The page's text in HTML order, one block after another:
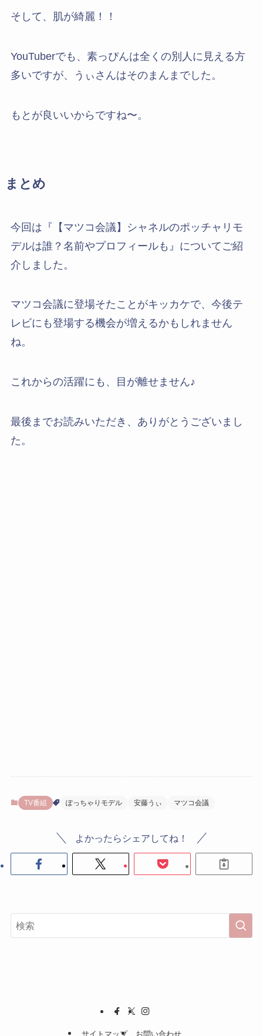
そして、肌が綺麗！！
YouTuberでも、素っぴんは全くの別人に見える方
多いですが、うぃさんはそのまんまでした。
もとが良いいからですね〜。
まとめ
今回は『【マツコ会議】シャネルのポッチャリモ
デルは誰？名前やプロフィールも』についてご紹
介しました。
マツコ会議に登場そたことがキッカケで、今後テ
レビにも登場する機会が増えるかもしれません
ね。
これからの活躍にも、目が離せません♪
最後までお読みいただき、ありがとうございまし
た。
TV番組 ぽっちゃりモデル 安藤うぃ マツコ会議
よかったらシェアしてね！
サイトマップ お問い合わせ